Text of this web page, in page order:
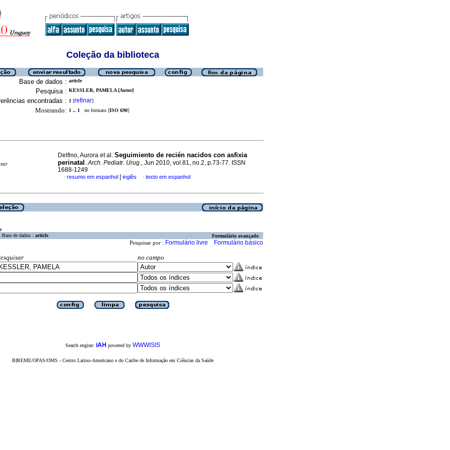
Coleção da biblioteca
Base de dados : article
Pesquisa : KESSLER, PAMELA [Autor]
encontradas : 1 [refinar]
Mostrando: 1 .. 1 no formato [ISO 690]
Delfino, Aurora et al. Seguimiento de recién nacidos con asfixia
perinatal .Arch. Pediatr. Urug., Jun 2010, vol.81, no.2, p.73-77. ISSN
1688-1249
· resumo em espanhol inglês · texto em espanhol
Base de dados : article Formulário avançado
Pesquisar por : Formulário livre Formulário básico
no campo
Search engine: iAH powered by WWWISIS
BIREME/OPAS/OMS - Centro Latino-Americano e do Caribe de Informação em Ciências da Saúde